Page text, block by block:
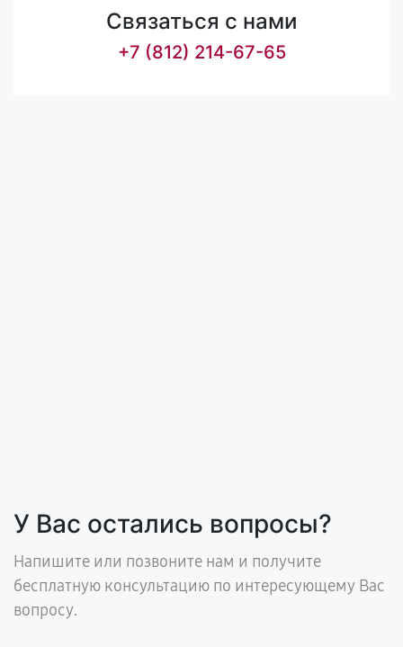
Связаться с нами
+7 (812) 214-67-65
У Вас остались вопросы?
Напишите или позвоните нам и получите
бесплатную консультацию по интересующему Вас
вопросу.